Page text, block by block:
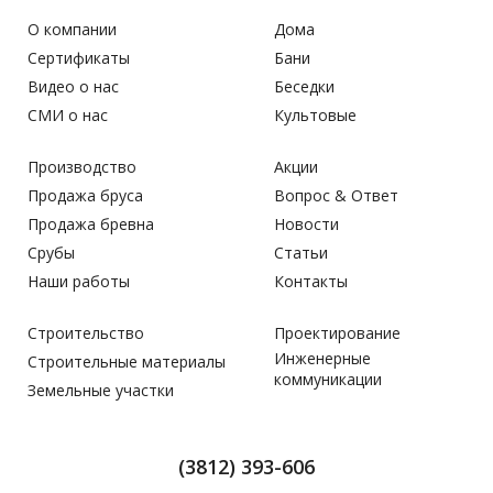
О компании
Сертификаты
Видео о нас
СМИ о нас
Дома
Бани
Беседки
Культовые
Производство
Продажа бруса
Продажа бревна
Срубы
Наши работы
Акции
Вопрос & Ответ
Новости
Статьи
Контакты
Строительство
Строительные материалы
Земельные участки
Проектирование
Инженерные
коммуникации
(3812) 393-606